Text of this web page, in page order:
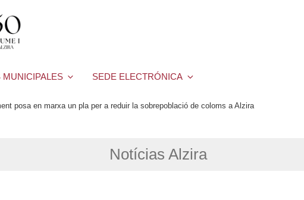
MUNICIPALES SEDE ELECTRÓNICA
posa en marxa un pla per a reduir la sobrepoblació de coloms a Alzira
Notícias Alzira